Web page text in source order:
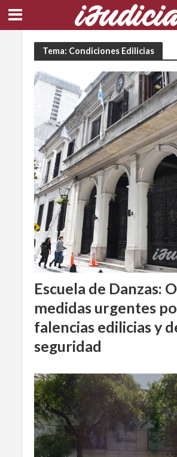
Tema: Condiciones Edilicias
Escuela de Danzas:
medidas urgentes
falencias edilicias y
seguridad